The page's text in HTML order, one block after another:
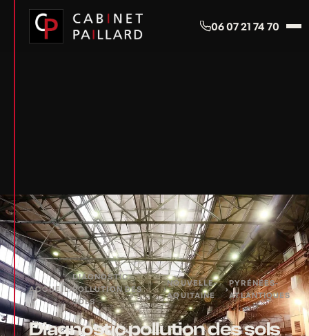
06 07 21 74 70
ACCUEIL›
DIAGNOSTIC
POLLUTION DES
SOLS
›
NOUVELLE-
AQUITAINE
›
PYRÉNÉES-
ATLANTIQUES
Diagnostic pollution des sols
Panneau de gestion des cookies